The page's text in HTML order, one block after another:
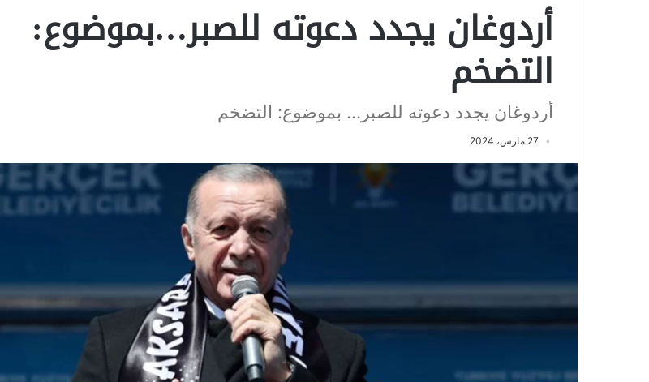
أردوغان يجدد دعوته للصبر…بموضوع:
التضخم
أردوغان يجدد دعوته للصبر... بموضوع: التضخم
27 مارس، 2024